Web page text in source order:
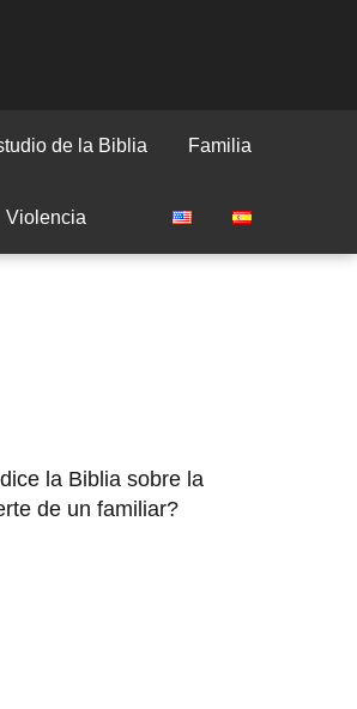
de la Biblia Familia
Violencia
la Biblia sobre la
de un familiar?